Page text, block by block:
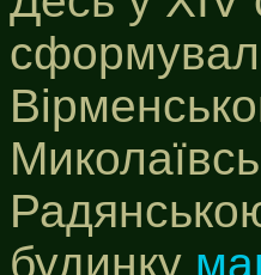
будинку